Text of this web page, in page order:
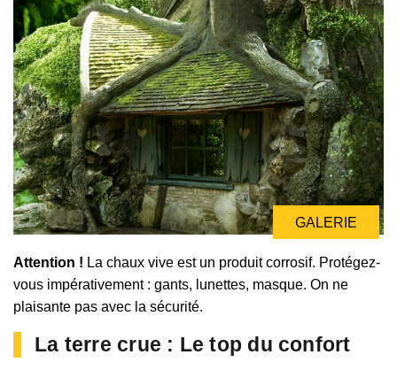
GALERIE
Attention ! La chaux vive est un produit corrosif. Protégez-
vous impérativement : gants, lunettes, masque. On ne
plaisante pas avec la sécurité.
La terre crue : Le top du confort